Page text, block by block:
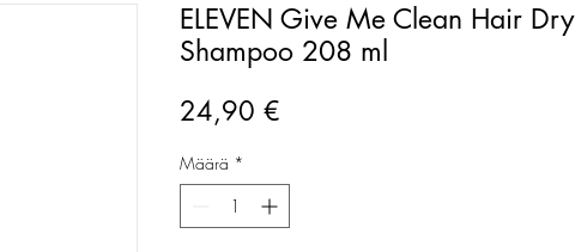
ELEVEN Give Me Clean Hair Dry
Shampoo 208 ml
24,90 €
Määrä *